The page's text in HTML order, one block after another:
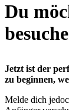
Du
Jetzt ist der
zu beginnen,
Melde dich